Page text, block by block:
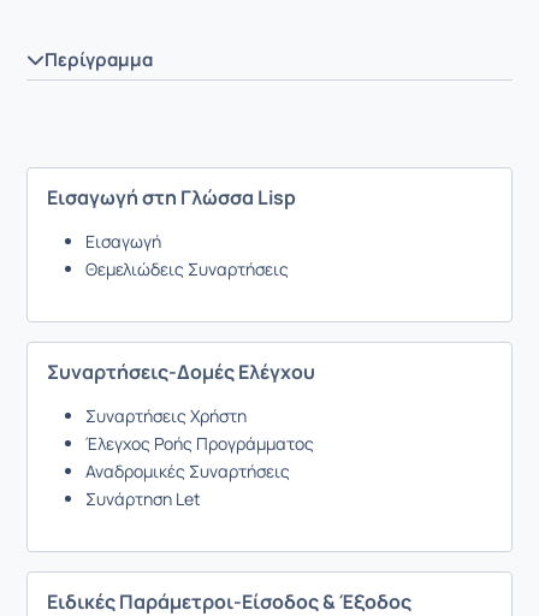
Περίγραμμα
Εισαγωγή στη Γλώσσα Lisp
Εισαγωγή
Θεμελιώδεις Συναρτήσεις
Συναρτήσεις-Δομές Ελέγχου
Συναρτήσεις Χρήστη
Έλεγχος Ροής Προγράμματος
Αναδρομικές Συναρτήσεις
Συνάρτηση Let
Ειδικές Παράμετροι-Είσοδος & Έξοδος